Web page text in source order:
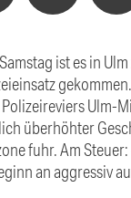
ist es in
Ulm-
überhöhter
fuhr. Am
an aggressiv